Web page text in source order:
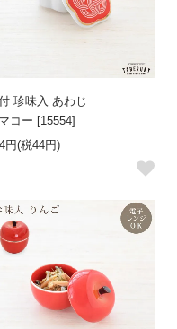
珍味入 あわじ
コー [15554]
円(税44円)